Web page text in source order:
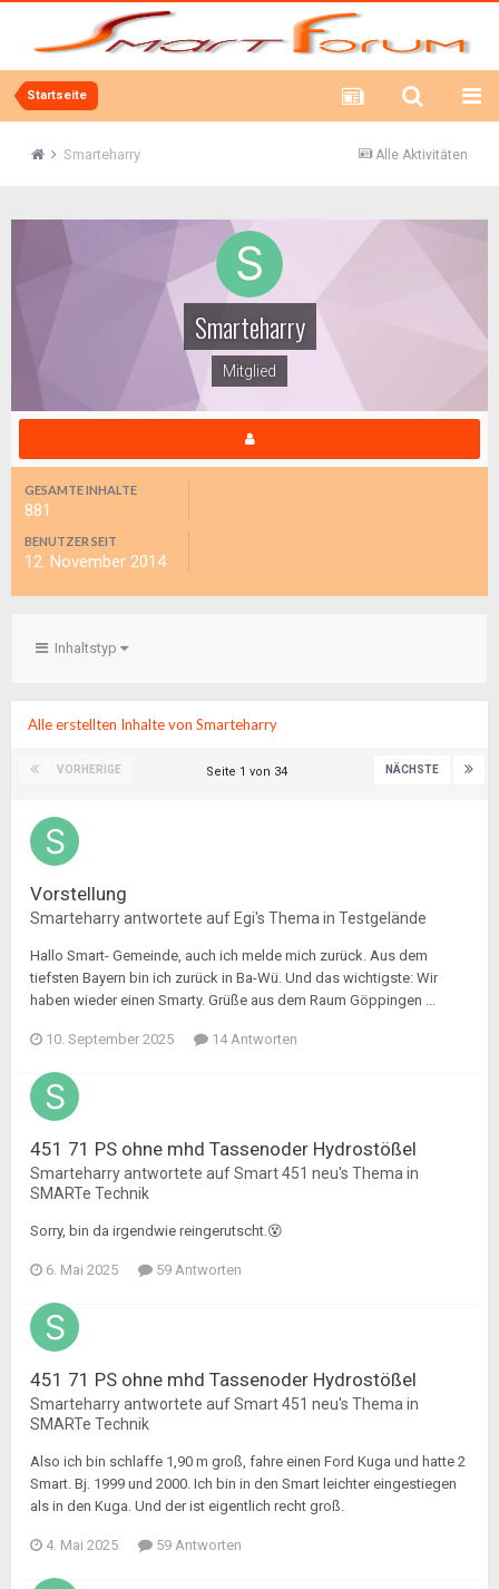
Startseite
Alle Aktivitäten
Smarteharry
Smarteharry
Mitglied
GESAMTE INHALTE
881
BENUTZER SEIT
12. November 2014
Inhaltstyp
Alle erstellten Inhalte von Smarteharry
VORHERIGE NÄCHSTE
Seite 1 von 34
Vorstellung
Smarteharryantwortete auf Egi's Thema in Testgelände
Hallo Smart- Gemeinde, auch ich melde mich zurück. Aus dem
tiefsten Bayern bin ich zurück in Ba-Wü. Und das wichtigste: Wir
haben wieder einen Smarty. Grüße aus dem Raum Göppingen ...
10. September 2025 14 Antworten
451 71 PS ohne mhd Tassenoder Hydrostößel
Smarteharryantwortete aufSmart 451 neu's Thema in
SMARTe Technik
Sorry, bin da irgendwie reingerutscht.😵
6. Mai 2025 59 Antworten
451 71 PS ohne mhd Tassenoder Hydrostößel
Smarteharryantwortete aufSmart 451 neu's Thema in
SMARTe Technik
Also ich bin schlaffe 1,90 m groß, fahre einen Ford Kuga und hatte 2
Smart. Bj. 1999 und 2000. Ich bin in den Smart leichter eingestiegen
als in den Kuga. Und der ist eigentlich recht groß.
4. Mai 2025 59 Antworten